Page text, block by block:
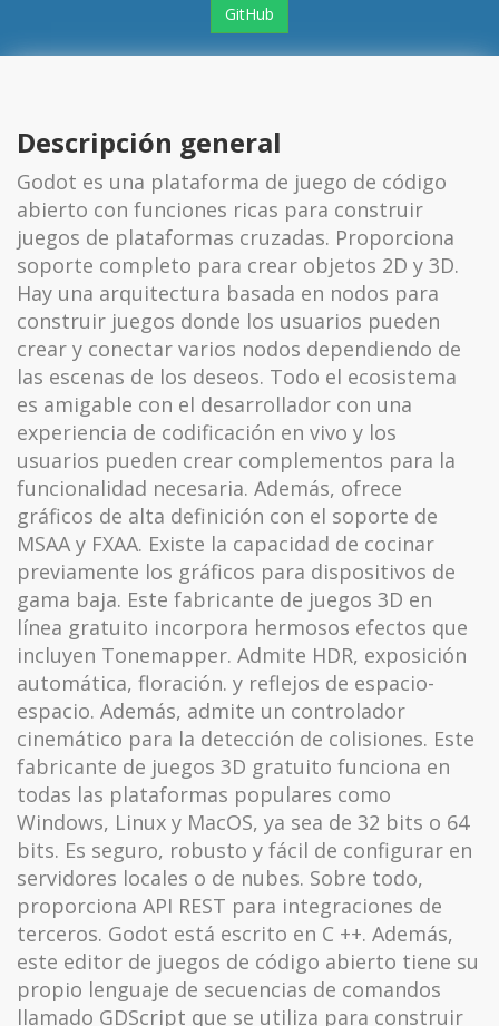
GitHub
Descripción general
Godot es una plataforma de juego de código
abierto con funciones ricas para construir
juegos de plataformas cruzadas. Proporciona
soporte completo para crear objetos 2D y 3D.
Hay una arquitectura basada en nodos para
construir juegos donde los usuarios pueden
crear y conectar varios nodos dependiendo de
las escenas de los deseos. Todo el ecosistema
es amigable con el desarrollador con una
experiencia de codificación en vivo y los
usuarios pueden crear complementos para la
funcionalidad necesaria. Además, ofrece
gráficos de alta definición con el soporte de
MSAA y FXAA. Existe la capacidad de cocinar
previamente los gráficos para dispositivos de
gama baja. Este fabricante de juegos 3D en
línea gratuito incorpora hermosos efectos que
incluyen Tonemapper. Admite HDR, exposición
automática, floración. y reflejos de espacio-
espacio. Además, admite un controlador
cinemático para la detección de colisiones. Este
fabricante de juegos 3D gratuito funciona en
todas las plataformas populares como
Windows, Linux y MacOS, ya sea de 32 bits o 64
bits. Es seguro, robusto y fácil de configurar en
servidores locales o de nubes. Sobre todo,
proporciona API REST para integraciones de
terceros. Godot está escrito en C ++. Además,
este editor de juegos de código abierto tiene su
propio lenguaje de secuencias de comandos
llamado GDScript que se utiliza para construir